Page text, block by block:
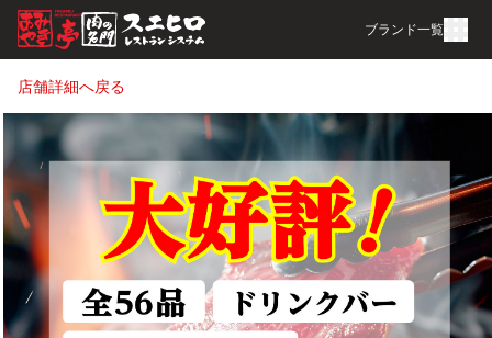
ブランド一覧
店舗詳細へ戻る